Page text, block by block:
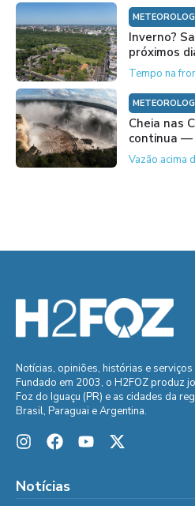
Inverno?
próximos
Tempo na
Cheia nas
continua —
Vazão acima
Notícias, opiniões, histórias e
Fundado em 2003, o H2FOZ produz
Foz do Iguaçu (PR) e as cidades da
Brasil, Paraguai e Argentina.
Notícias